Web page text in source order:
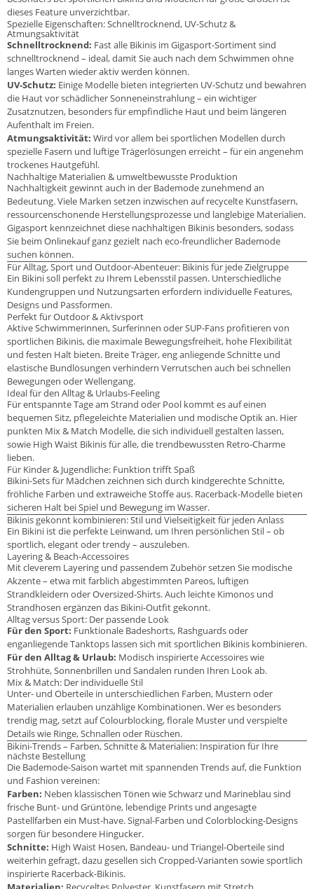
dieses Feature unverzichtbar.
Spezielle Eigenschaften: Schnelltrocknend, UV-Schutz &
Atmungsaktivität
Schnelltrocknend: Fast alle Bikinis im Gigasport-Sortiment sind
schnelltrocknend – ideal, damit Sie auch nach dem Schwimmen ohne
langes Warten wieder aktiv werden können.
UV-Schutz: Einige Modelle bieten integrierten UV-Schutz und bewahren
die Haut vor schädlicher Sonneneinstrahlung – ein wichtiger
Zusatznutzen, besonders für empfindliche Haut und beim längeren
Aufenthalt im Freien.
Atmungsaktivität: Wird vor allem bei sportlichen Modellen durch
spezielle Fasern und luftige Trägerlösungen erreicht – für ein angenehm
trockenes Hautgefühl.
Nachhaltige Materialien & umweltbewusste Produktion
Nachhaltigkeit gewinnt auch in der Bademode zunehmend an
Bedeutung. Viele Marken setzen inzwischen auf recycelte Kunstfasern,
ressourcenschonende Herstellungsprozesse und langlebige Materialien.
Gigasport kennzeichnet diese nachhaltigen Bikinis besonders, sodass
Sie beim Onlinekauf ganz gezielt nach eco-freundlicher Bademode
suchen können.
Für Alltag, Sport und Outdoor-Abenteuer: Bikinis für jede Zielgruppe
Ein Bikini soll perfekt zu Ihrem Lebensstil passen. Unterschiedliche
Kundengruppen und Nutzungsarten erfordern individuelle Features,
Designs und Passformen.
Perfekt für Outdoor & Aktivsport
Aktive Schwimmerinnen, Surferinnen oder SUP-Fans profitieren von
sportlichen Bikinis, die maximale Bewegungsfreiheit, hohe Flexibilität
und festen Halt bieten. Breite Träger, eng anliegende Schnitte und
elastische Bundlösungen verhindern Verrutschen auch bei schnellen
Bewegungen oder Wellengang.
Ideal für den Alltag & Urlaubs-Feeling
Für entspannte Tage am Strand oder Pool kommt es auf einen
bequemen Sitz, pflegeleichte Materialien und modische Optik an. Hier
punkten Mix & Match Modelle, die sich individuell gestalten lassen,
sowie High Waist Bikinis für alle, die trendbewussten Retro-Charme
lieben.
Für Kinder & Jugendliche: Funktion trifft Spaß
Bikini-Sets für Mädchen zeichnen sich durch kindgerechte Schnitte,
fröhliche Farben und extraweiche Stoffe aus. Racerback-Modelle bieten
sicheren Halt bei Spiel und Bewegung im Wasser.
Bikinis gekonnt kombinieren: Stil und Vielseitigkeit für jeden Anlass
Ein Bikini ist die perfekte Leinwand, um Ihren persönlichen Stil – ob
sportlich, elegant oder trendy – auszuleben.
Layering & Beach-Accessoires
Mit cleverem Layering und passendem Zubehör setzen Sie modische
Akzente – etwa mit farblich abgestimmten Pareos, luftigen
Strandkleidern oder Oversized-Shirts. Auch leichte Kimonos und
Strandhosen ergänzen das Bikini-Outfit gekonnt.
Alltag versus Sport: Der passende Look
Für den Sport: Funktionale Badeshorts, Rashguards oder
enganliegende Tanktops lassen sich mit sportlichen Bikinis kombinieren.
Für den Alltag & Urlaub: Modisch inspirierte Accessoires wie
Strohhüte, Sonnenbrillen und Sandalen runden Ihren Look ab.
Mix & Match: Der individuelle Stil
Unter- und Oberteile in unterschiedlichen Farben, Mustern oder
Materialien erlauben unzählige Kombinationen. Wer es besonders
trendig mag, setzt auf Colourblocking, florale Muster und verspielte
Details wie Ringe, Schnallen oder Rüschen.
Bikini-Trends – Farben, Schnitte & Materialien: Inspiration für Ihre
nächste Bestellung
Die Bademode-Saison wartet mit spannenden Trends auf, die Funktion
und Fashion vereinen:
Farben: Neben klassischen Tönen wie Schwarz und Marineblau sind
frische Bunt- und Grüntöne, lebendige Prints und angesagte
Pastellfarben ein Must-have. Signal-Farben und Colorblocking-Designs
sorgen für besondere Hingucker.
Schnitte: High Waist Hosen, Bandeau- und Triangel-Oberteile sind
weiterhin gefragt, dazu gesellen sich Cropped-Varianten sowie sportlich
inspirierte Racerback-Bikinis.